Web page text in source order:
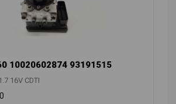
10020602874 93191515
16V CDTI